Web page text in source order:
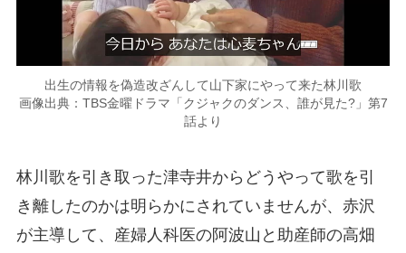
出生の情報を偽造改ざんして山下家にやって来た林川歌
画像出典：TBS金曜ドラマ「クジャクのダンス、誰が見た?」第7
話より
林川歌を引き取った津寺井からどうやって歌を引
き離したのかは明らかにされていませんが、赤沢
が主導して、産婦人科医の阿波山と助産師の高畑